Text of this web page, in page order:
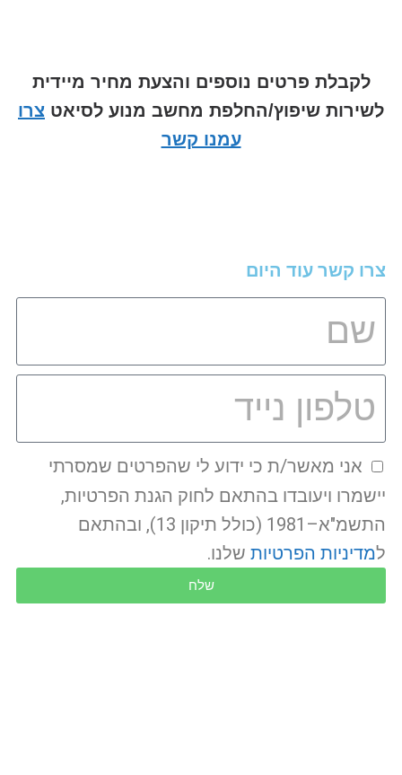
לקבלת פרטים נוספים והצעת מחיר מיידית
לשירות שיפוץ/החלפת מחשב מנוע לסיאט צרו
עמנו קשר
צרו קשר עוד היום
אני מאשר/ת כי ידוע לי שהפרטים שמסרתי
יישמרו ויעובדו בהתאם לחוק הגנת הפרטיות,
התשמ"א–1981 (כולל תיקון 13), ובהתאם
למדיניות הפרטיותשלנו.
שלח